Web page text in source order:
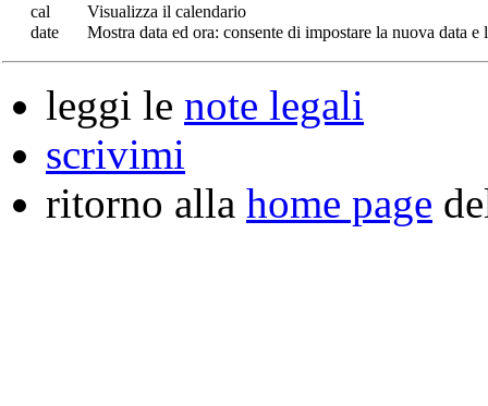
cal
Visualizza il calendario
date
Mostra data ed ora: consente di impostare la nuova data e
leggi le note legali
scrivimi
ritorno alla home page